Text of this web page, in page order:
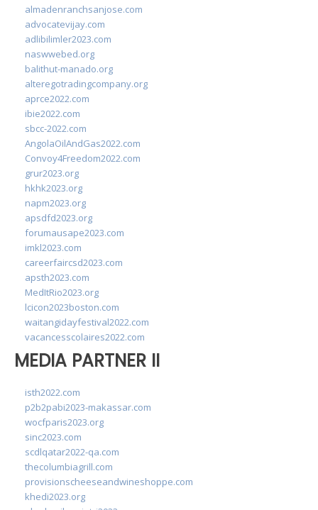
almadenranchsanjose.com
advocatevijay.com
adlibilimler2023.com
naswwebed.org
balithut-manado.org
alteregotradingcompany.org
aprce2022.com
ibie2022.com
sbcc-2022.com
AngolaOilAndGas2022.com
Convoy4Freedom2022.com
grur2023.org
hkhk2023.org
napm2023.org
apsdfd2023.org
forumausape2023.com
imkl2023.com
careerfaircsd2023.com
apsth2023.com
MedItRio2023.org
lcicon2023boston.com
waitangidayfestival2022.com
vacancesscolaires2022.com
MEDIA PARTNER II
isth2022.com
p2b2pabi2023-makassar.com
wocfparis2023.org
sinc2023.com
scdlqatar2022-qa.com
thecolumbiagrill.com
provisionscheeseandwineshoppe.com
khedi2023.org